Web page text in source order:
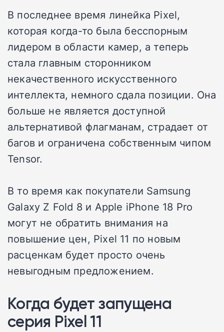
В последнее время линейка Pixel,
которая когда-то была бесспорным
лидером в области камер, а теперь
стала главным сторонником
некачественного искусственного
интеллекта, немного сдала позиции. Она
больше не является доступной
альтернативой флагманам, страдает от
багов и ограничена собственным чипом
Tensor.
В то время как покупатели Samsung
Galaxy Z Fold 8 и Apple iPhone 18 Pro
могут не обратить внимания на
повышение цен, Pixel 11 по новым
расценкам будет просто очень
невыгодным предложением.
Когда будет запущена
серия Pixel 11